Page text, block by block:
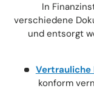
In
verschiedene
und entsorgt
Vertrauliche
konform